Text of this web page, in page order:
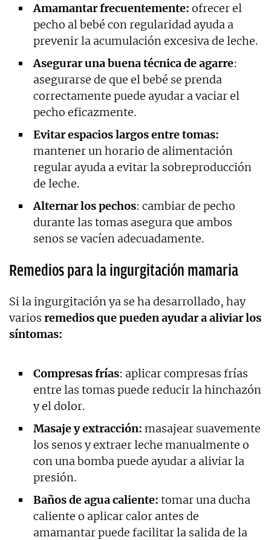
Amamantar frecuentemente: ofrecer el
pecho al bebé con regularidad ayuda a
prevenir la acumulación excesiva de leche.
Asegurar una buena técnica de agarre:
asegurarse de que el bebé se prenda
correctamente puede ayudar a vaciar el
pecho eficazmente.
Evitar espacios largos entre tomas:
mantener un horario de alimentación
regular ayuda a evitar la sobreproducción
de leche.
Alternar los pechos: cambiar de pecho
durante las tomas asegura que ambos
senos se vacíen adecuadamente.
Remedios para la ingurgitación mamaria
Si la ingurgitación ya se ha desarrollado, hay
varios remedios que pueden ayudar a aliviar los
síntomas:
Compresas frías: aplicar compresas frías
entre las tomas puede reducir la hinchazón
y el dolor.
Masaje y extracción: masajear suavemente
los senos y extraer leche manualmente o
con una bomba puede ayudar a aliviar la
presión.
Baños de agua caliente: tomar una ducha
caliente o aplicar calor antes de
amamantar puede facilitar la salida de la